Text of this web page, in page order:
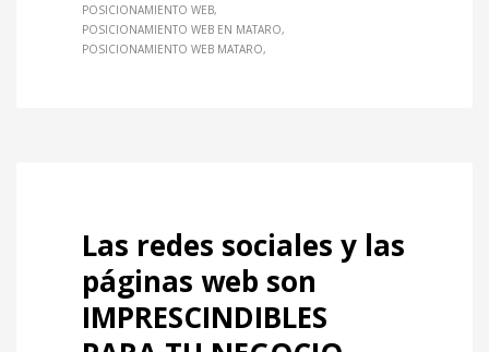
POSICIONAMIENTO WEB
POSICIONAMIENTO WEB EN MATARO
POSICIONAMIENTO WEB MATARO
Las redes sociales y las
páginas web son
IMPRESCINDIBLES